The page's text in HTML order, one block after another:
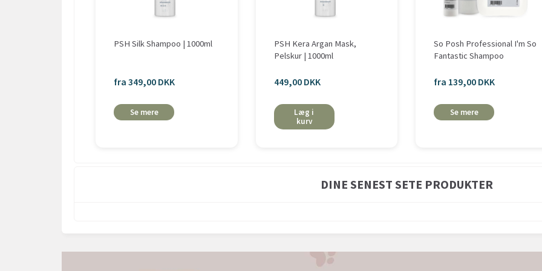
PSH Silk Shampoo | 1000ml
fra 349,00 DKK
Se mere
PSH Kera Argan Mask,
Pelskur | 1000ml
449,00 DKK
Læg i
kurv
So Posh Professional I'm So
Fantastic Shampoo
fra 139,00 DKK
Se mere
DINE SENEST SETE PRODUKTER